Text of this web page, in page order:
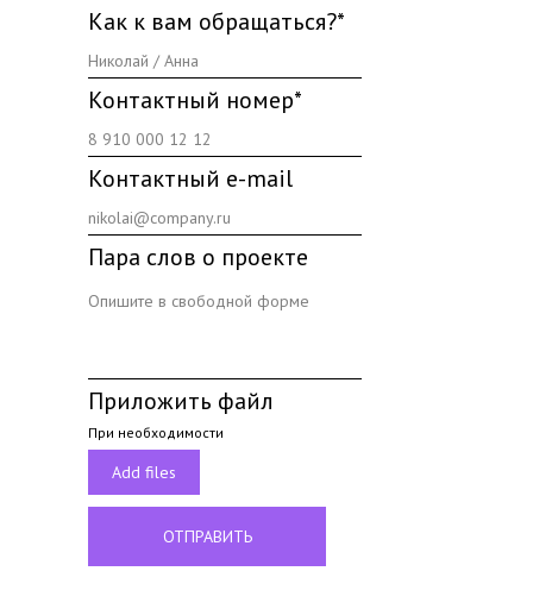
Как к вам обращаться?*
Контактный номер*
Контактный e-mail
Пара слов о проекте
Приложить файл
При необходимости
Add files
ОТПРАВИТЬ